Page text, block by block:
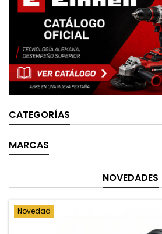
CATEGORÍAS
MARCAS
NOVEDADES
Novedad